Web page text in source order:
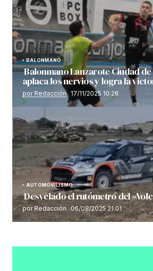
BALONMANO
Balonmano Lanzarote Ciudad
aplaca los nervios y logra la
por Redacción 17/11/2025 10:26
AUTOMOVILISMO
Desvelado el rutómetro del
por Redacción 06/08/2025 21:01